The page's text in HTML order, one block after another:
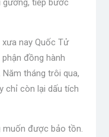
tiếp bước
nay Quốc Tử
đồng hành
tháng trôi qua,
chỉ còn lại dấu tích
muốn được bảo tồn.